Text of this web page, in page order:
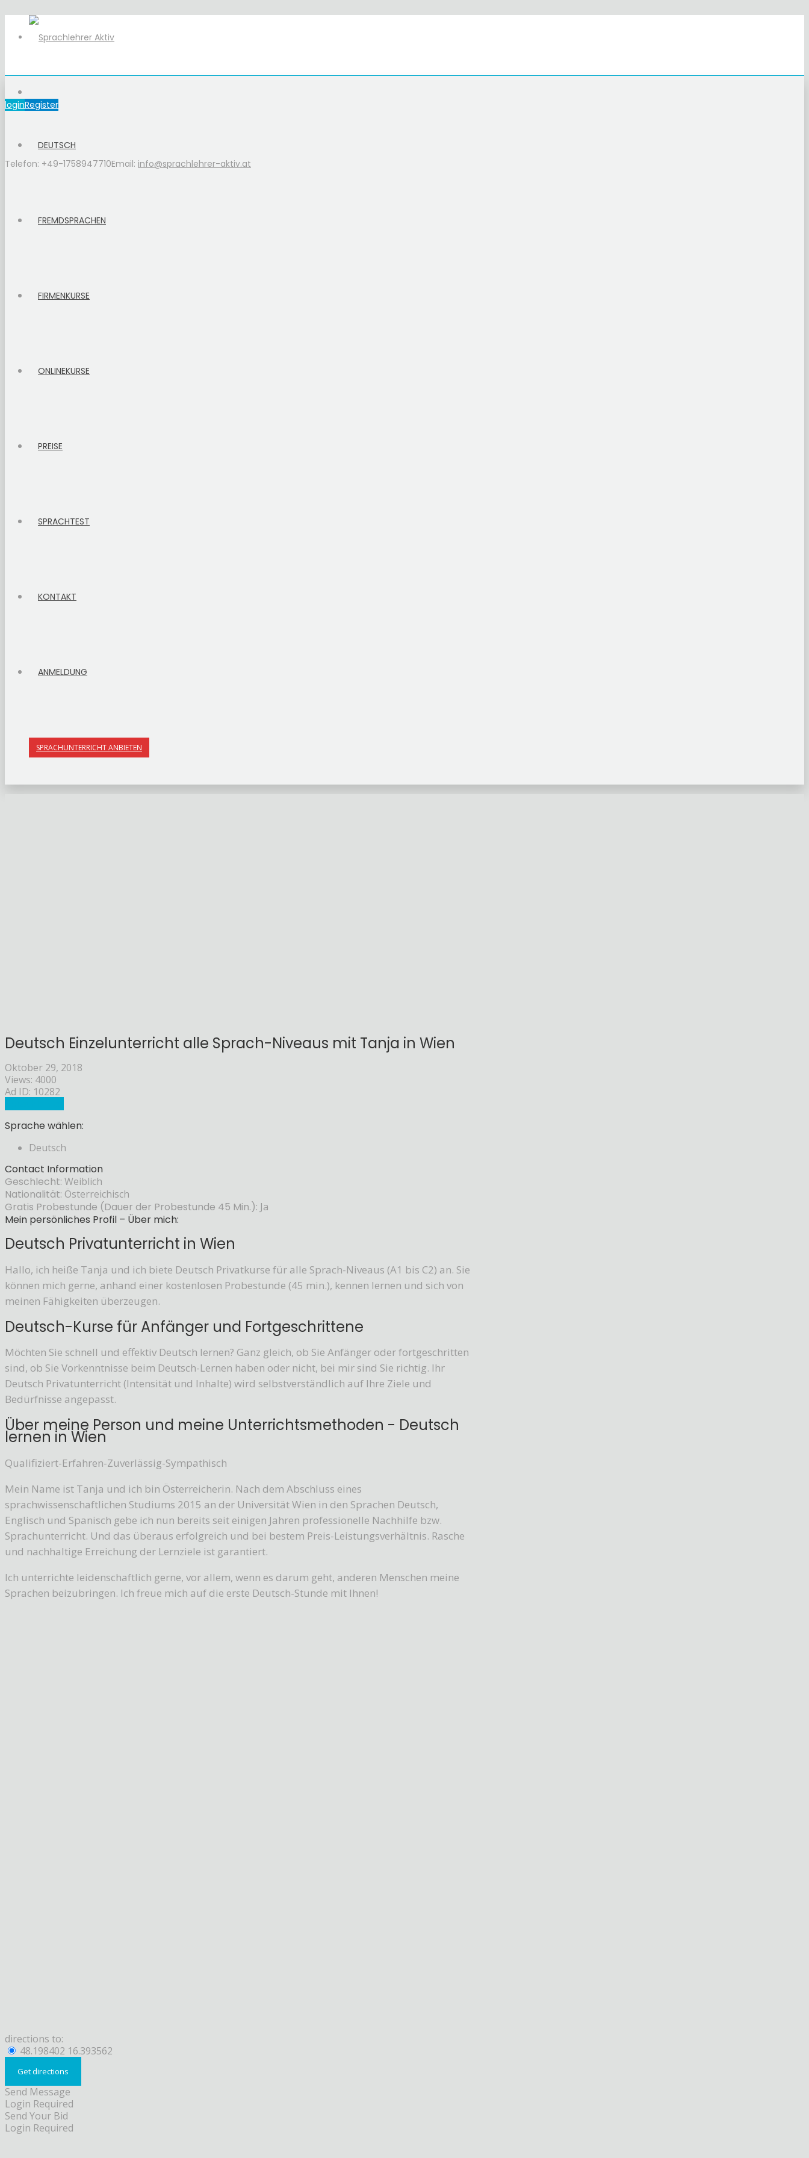
loginRegister
Telefon: +49-1758947710Email: info@sprachlehrer-aktiv.at
DEUTSCH
FREMDSPRACHEN
FIRMENKURSE
ONLINEKURSE
PREISE
SPRACHTEST
KONTAKT
ANMELDUNG
SPRACHUNTERRICHT ANBIETEN
Deutsch Einzelunterricht alle Sprach-Niveaus mit Tanja in Wien
Oktober 29, 2018
Views: 4000
Ad ID: 10282
Sprache wählen:
Deutsch
Contact Information
Geschlecht: Weiblich
Nationalität: Österreichisch
Gratis Probestunde (Dauer der Probestunde 45 Min.): Ja
Mein persönliches Profil – Über mich:
Deutsch Privatunterricht in Wien
Hallo, ich heiße Tanja und ich biete Deutsch Privatkurse für alle Sprach-Niveaus (A1 bis C2) an. Sie
können mich gerne, anhand einer kostenlosen Probestunde (45 min.), kennen lernen und sich von
meinen Fähigkeiten überzeugen.
Deutsch-Kurse für Anfänger und Fortgeschrittene
Möchten Sie schnell und effektiv Deutsch lernen? Ganz gleich, ob Sie Anfänger oder fortgeschritten
sind, ob Sie Vorkenntnisse beim Deutsch-Lernen haben oder nicht, bei mir sind Sie richtig. Ihr
Deutsch Privatunterricht (Intensität und Inhalte) wird selbstverständlich auf Ihre Ziele und
Bedürfnisse angepasst.
Über meine Person und meine Unterrichtsmethoden - Deutsch
lernen in Wien
Qualifiziert-Erfahren-Zuverlässig-Sympathisch
Mein Name ist Tanja und ich bin Österreicherin. Nach dem Abschluss eines
sprachwissenschaftlichen Studiums 2015 an der Universität Wien in den Sprachen Deutsch,
Englisch und Spanisch gebe ich nun bereits seit einigen Jahren professionelle Nachhilfe bzw.
Sprachunterricht. Und das überaus erfolgreich und bei bestem Preis-Leistungsverhältnis. Rasche
und nachhaltige Erreichung der Lernziele ist garantiert.
Ich unterrichte leidenschaftlich gerne, vor allem, wenn es darum geht, anderen Menschen meine
Sprachen beizubringen. Ich freue mich auf die erste Deutsch-Stunde mit Ihnen!
directions to:
48.198402 16.393562
Send Message
Login Required
Send Your Bid
Login Required